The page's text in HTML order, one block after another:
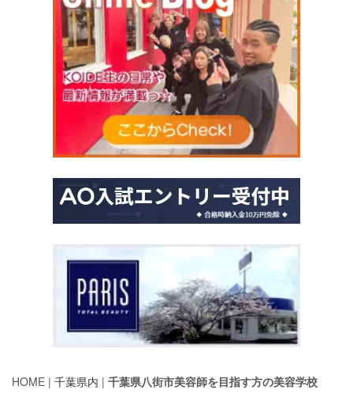
HOME | 千葉県内 | 千葉県八街市美容師を目指す方の美容学校